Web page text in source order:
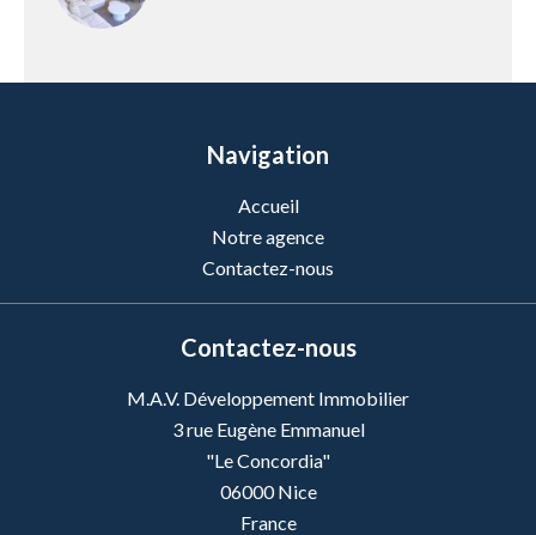
Navigation
Accueil
Notre agence
Contactez-nous
Contactez-nous
M.A.V. Développement Immobilier
3 rue Eugène Emmanuel
"Le Concordia"
06000Nice
France